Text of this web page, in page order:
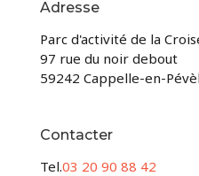
Adresse
Parc d'activité de la
97 rue du noir debout
59242 Cappelle-en-
Contacter
Tel.03 20 90 88 42